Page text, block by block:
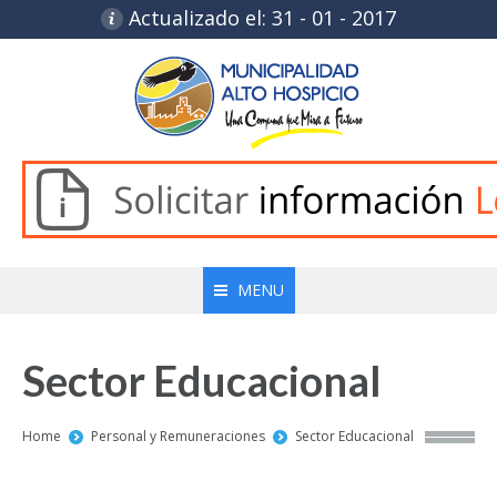
Actualizado el: 31 - 01 - 2017
MENU
Sector Educacional
You are here:
Home Personal y Remuneraciones Sector Educacional